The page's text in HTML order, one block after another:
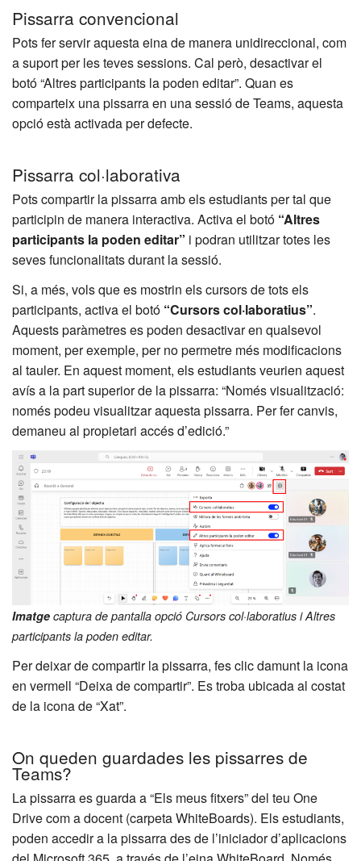
Pissarra convencional
Pots fer servir aquesta eina de manera unidireccional, com
a suport per les teves sessions. Cal però, desactivar el
botó “Altres participants la poden editar”. Quan es
comparteix una pissarra en una sessió de Teams, aquesta
opció està activada per defecte.
Pissarra col·laborativa
Pots compartir la pissarra amb els estudiants per tal que
participin de manera interactiva. Activa el botó “Altres
participants la poden editar” i podran utilitzar totes les
seves funcionalitats durant la sessió.
Si, a més, vols que es mostrin els cursors de tots els
participants, activa el botó “Cursors col·laboratius”.
Aquests paràmetres es poden desactivar en qualsevol
moment, per exemple, per no permetre més modificacions
al tauler. En aquest moment, els estudiants veurien aquest
avís a la part superior de la pissarra: “Només visualització:
només podeu visualitzar aquesta pissarra. Per fer canvis,
demaneu al propietari accés d’edició.”
Imatge captura de pantalla opció Cursors col·laboratius i Altres
participants la poden editar.
Per deixar de compartir la pissarra, fes clic damunt la icona
en vermell “Deixa de compartir”. Es troba ubicada al costat
de la icona de “Xat”.
On queden guardades les pissarres de
Teams?
La pissarra es guarda a “Els meus fitxers” del teu One
Drive com a docent (carpeta WhiteBoards). Els estudiants,
poden accedir a la pissarra des de l’iniciador d’aplicacions